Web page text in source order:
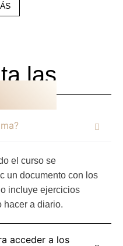
las
el curso se
un documento con los
incluye ejercicios
hacer a diario.
acceder a los